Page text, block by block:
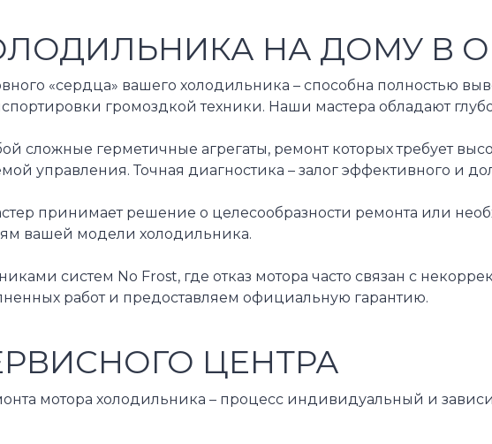
НА ДОМУ В
«сердца» вашего холодильника – способна полностью
громоздкой техники. Наши мастера обладают
сложные герметичные агрегаты, ремонт которых требует
управления. Точная диагностика – залог эффективного и
принимает решение о целесообразности ремонта или
вашей модели холодильника.
систем No Frost, где отказ мотора часто связан с
работ и предоставляем официальную гарантию.
ЦЕНТРА
мотора холодильника – процесс индивидуальный и